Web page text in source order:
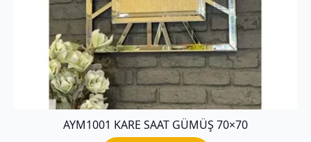
AYM1001 KARE SAAT GÜMÜŞ 70×70